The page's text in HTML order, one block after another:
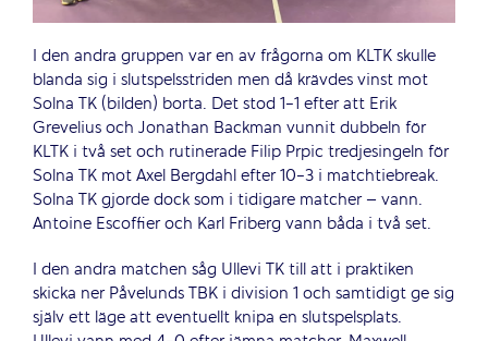
I den andra gruppen var en av frågorna om KLTK skulle
blanda sig i slutspelsstriden men då krävdes vinst mot
Solna TK (bilden) borta. Det stod 1-1 efter att Erik
Grevelius och Jonathan Backman vunnit dubbeln för
KLTK i två set och rutinerade Filip Prpic tredjesingeln för
Solna TK mot Axel Bergdahl efter 10-3 i matchtiebreak.
Solna TK gjorde dock som i tidigare matcher – vann.
Antoine Escoffier och Karl Friberg vann båda i två set.
I den andra matchen såg Ullevi TK till att i praktiken
skicka ner Påvelunds TBK i division 1 och samtidigt ge sig
själv ett läge att eventuellt knipa en slutspelsplats.